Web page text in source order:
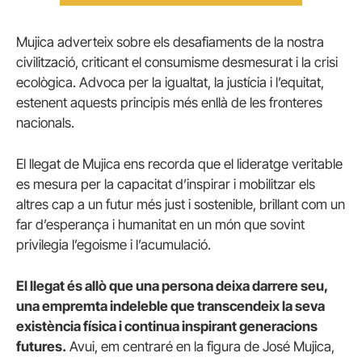
Mujica adverteix sobre els desafiaments de la nostra
civilització, criticant el consumisme desmesurat i la crisi
ecològica. Advoca per la igualtat, la justícia i l’equitat,
estenent aquests principis més enllà de les fronteres
nacionals.
El llegat de Mujica ens recorda que el lideratge veritable
es mesura per la capacitat d’inspirar i mobilitzar els
altres cap a un futur més just i sostenible, brillant com un
far d’esperança i humanitat en un món que sovint
privilegia l’egoisme i l’acumulació.
El llegat és allò que una persona deixa darrere seu,
una empremta indeleble que transcendeix la seva
existència física i continua inspirant generacions
futures. Avui, em centraré en la figura de José Mujica,